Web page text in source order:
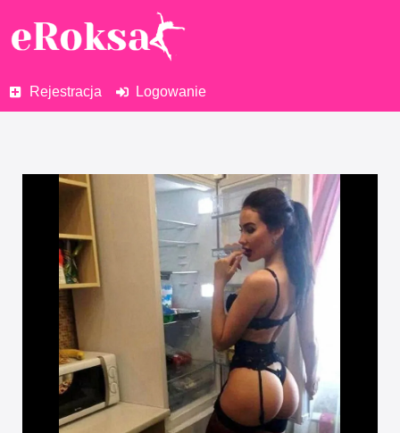
Rejestracja Logowanie